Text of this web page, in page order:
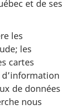
et de ses
les
les
cartes
de données
nous